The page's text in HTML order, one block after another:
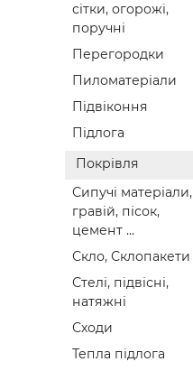
сітки, огорожі,
поручні
Перегородки
Пиломатеріали
Підвіконня
Підлога
Покрівля
Сипучі матеріали,
гравій, пісок,
цемент ...
Скло, Склопакети
Стелі, підвісні,
натяжні
Сходи
Тепла підлога